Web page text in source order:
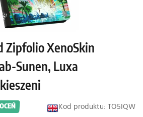
Zipfolio XenoSkin
Sunen, Luxa
OCEŃ Kod produktu: TO5IQW